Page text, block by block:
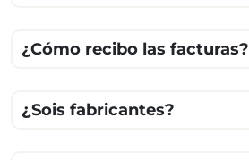
¿Cómo recibo las facturas?
¿Sois fabricantes?